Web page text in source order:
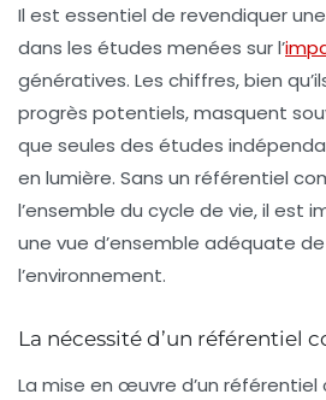
Il est essentiel de revendiquer
dans les études menées sur l’
génératives. Les chiffres, bien
progrès potentiels, masquent
que seules des études
en lumière. Sans un référentiel
l’ensemble du cycle de vie, il est
une vue d’ensemble adéquate
l’environnement.
La nécessité d’un référentiel
La mise en œuvre d’un